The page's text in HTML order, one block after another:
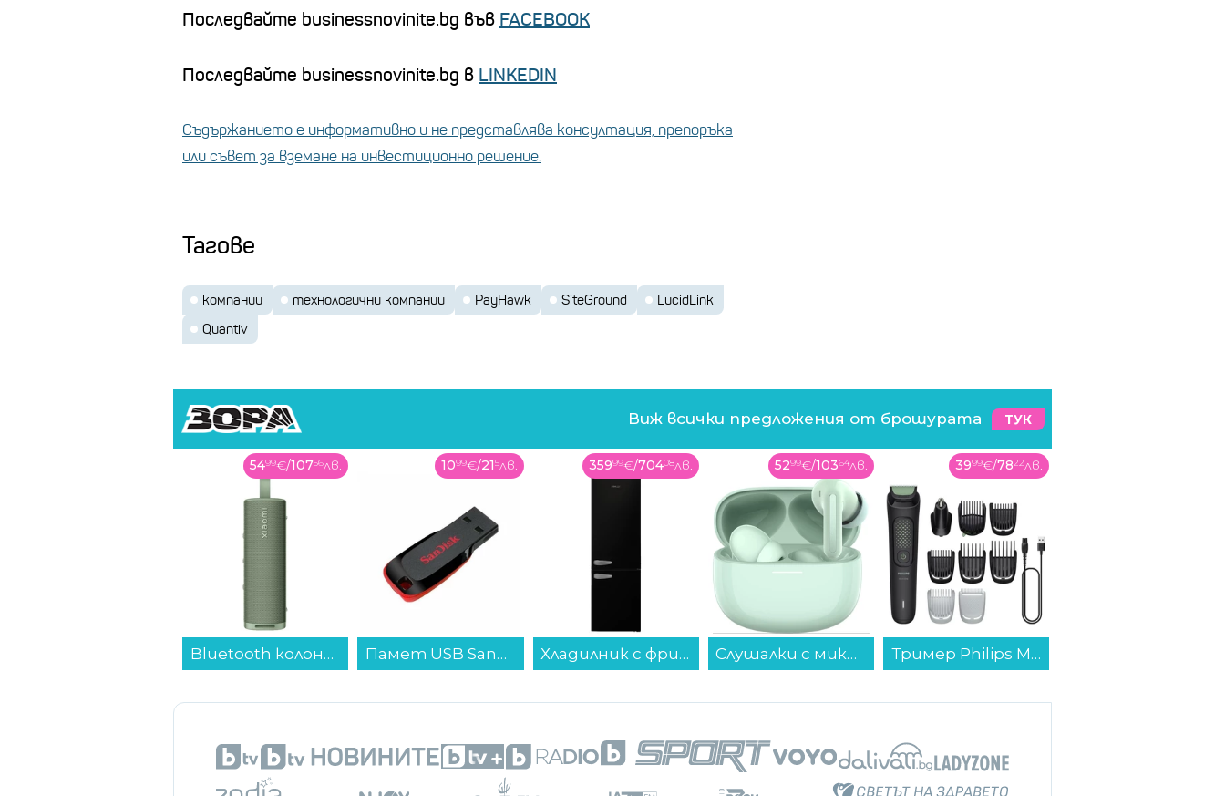
Последвайте businessnovinite.bg във FACEBOOK
Последвайте businessnovinite.bg в LINKEDIN
Съдържанието е информативно и не представлява консултация, препоръка
или съвет за вземане на инвестиционно решение.
Тагове
компании технологични компании PayHawk SiteGround
LucidLink
Quantiv
Виж всички предложения от брошурата ТУК
1099€/215лв.
Памет USB SanDisk CRUZER BLADE 32 GB SDCZ50-032G-B35...
35999€/70408лв.
Хладилник с фризер Finlux FXCA 31330 BLE RETRO , 268 l, E , Статична , Черен...
5299€/10364лв.
Слушалки с микрофон Xiaomi REDMI BUDS 8 GREEN BHR08UJGL , Bluetooth , IN-EAR (ТАПИ)...
3999€/7822лв.
Тример Philips MG3945/15...
5499€/10756лв.
Месомелачка Crown CTG-20GW...